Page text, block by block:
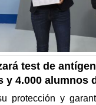
test de
y 4.000 alumnos
protección y